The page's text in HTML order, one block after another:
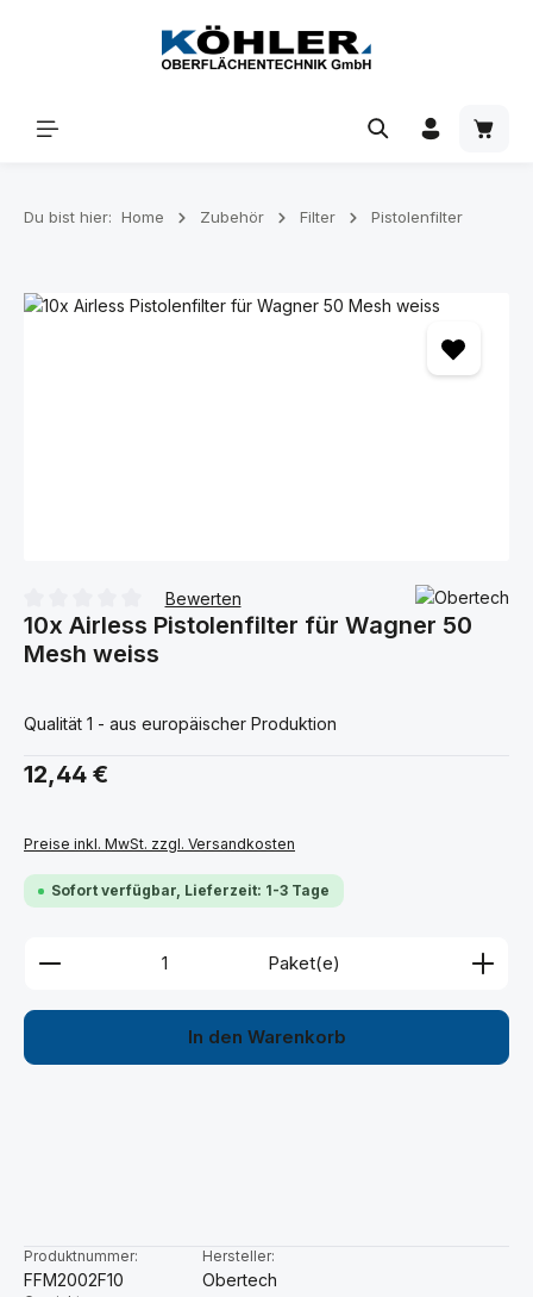
Zum Hauptinhalt springen
Du bist hier: Home Zubehör Filter Pistolenfilter
Bildergalerie überspringen
Durchschnittliche Bewertung von 0 von 5 Sternen
Bewerten
10x Airless Pistolenfilter für Wagner 50
Mesh weiss
Qualität 1 - aus europäischer Produktion
Regulärer Preis:
12,44 €
Preise inkl. MwSt. zzgl. Versandkosten
Sofort verfügbar, Lieferzeit: 1-3 Tage
Produkt Anzahl: Gib den gewünschten Wert ein
Paket(e)
In den Warenkorb
Produktnummer:
FFM2002F10
Hersteller:
Obertech